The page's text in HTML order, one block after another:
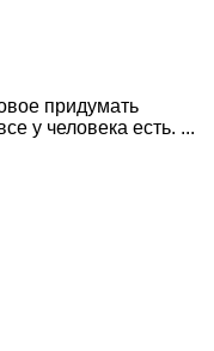
придумать
у человека есть. ...